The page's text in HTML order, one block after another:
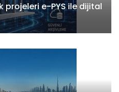
projeleri e-PYS ile dijital